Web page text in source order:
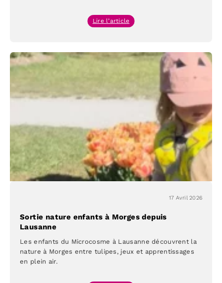
Lire l’article:
enfants
en
17 Avril 2026
Sortie nature enfants à Morges depuis
Lausanne
Les enfants du Microcosme à Lausanne découvrent la
nature à Morges entre tulipes, jeux et apprentissages
en plein air.